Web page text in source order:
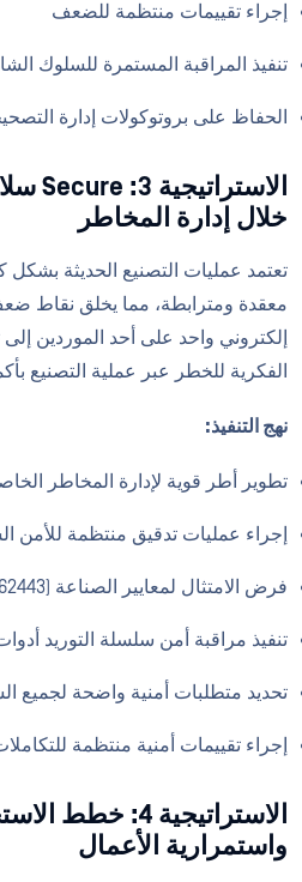
إجراء تقييمات منتظمة للضعف
تنفيذ المراقبة المستمرة للسلوك
الحفاظ على بروتوكولات إدارة
خلال إدارة المخاطر
تعتمد عمليات التصنيع الحديثة
معقدة ومترابطة، مما يخلق نقاط
إلكتروني واحد على أحد الموردين إلى
الفكرية للخطر عبر عملية التصنيع
نهج التنفيذ:
تطوير أطر قوية لإدارة المخاطر
إجراء عمليات تدقيق منتظمة للأمن
فرض الامتثال لمعايير الصناعة (NIST CSF، IEC 62443)
تنفيذ مراقبة أمن سلسلة التوريد
تحديد متطلبات أمنية واضحة لجميع
إجراء تقييمات أمنية منتظمة
الاستراتيجية 4:
واستمرارية الأعمال